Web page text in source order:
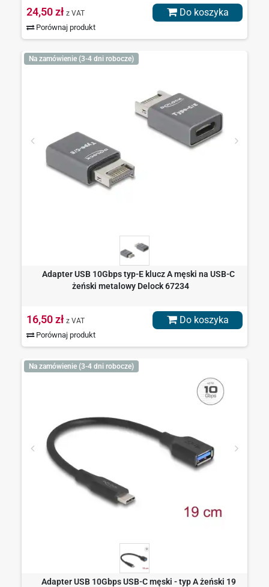
24,50 zł z VAT
Porównaj produkt
Do koszyka
Na zamówienie (3-4 dni robocze)
Adapter USB 10Gbps typ-E klucz A męski na USB-C
żeński metalowy Delock 67234
16,50 zł z VAT
Porównaj produkt
Do koszyka
Na zamówienie (3-4 dni robocze)
Adapter USB 10Gbps USB-C męski - typ A żeński 19